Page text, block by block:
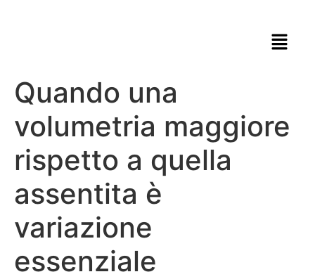
Quando una
volumetria maggiore
rispetto a quella
assentita è
variazione
essenziale